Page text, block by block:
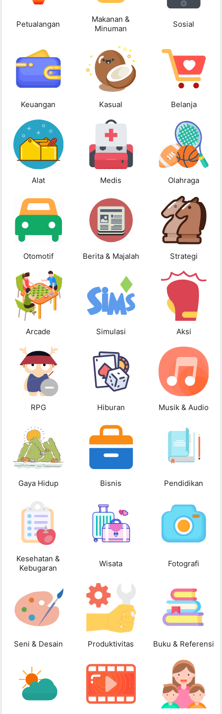
Petualangan
Makanan &
Minuman
Sosial
Keuangan Kasual Belanja
Alat Medis Olahraga
Otomotif Berita & Majalah Strategi
Arcade Simulasi Aksi
RPG Hiburan Musik & Audio
Gaya Hidup Bisnis Pendidikan
Kesehatan &
Kebugaran
Wisata Fotografi
Seni & Desain Produktivitas Buku & Referensi